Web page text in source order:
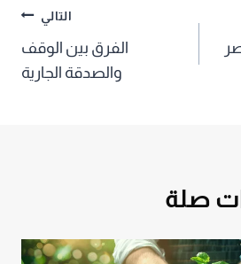
التالي
الفرق بين الوقف
والصدقة الجارية
صلة